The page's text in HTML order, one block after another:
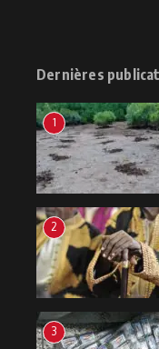
Dernières
1
2
3